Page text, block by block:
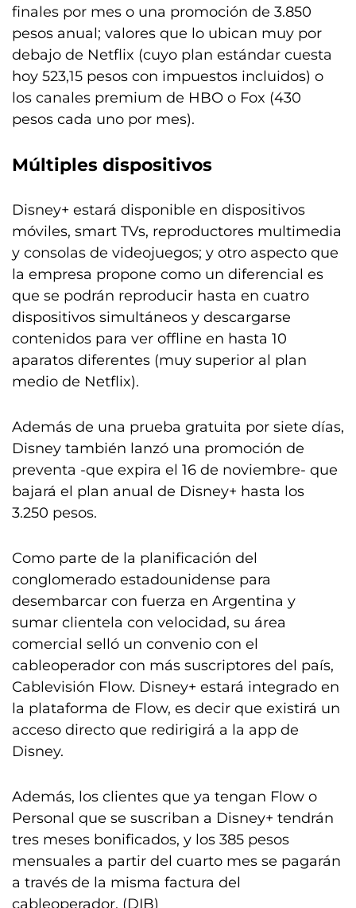
finales por mes o una promoción de 3.850
pesos anual; valores que lo ubican muy por
debajo de Netflix (cuyo plan estándar cuesta
hoy 523,15 pesos con impuestos incluidos) o
los canales premium de HBO o Fox (430
pesos cada uno por mes).
Múltiples dispositivos
Disney+ estará disponible en dispositivos
móviles, smart TVs, reproductores multimedia
y consolas de videojuegos; y otro aspecto que
la empresa propone como un diferencial es
que se podrán reproducir hasta en cuatro
dispositivos simultáneos y descargarse
contenidos para ver offline en hasta 10
aparatos diferentes (muy superior al plan
medio de Netflix).
Además de una prueba gratuita por siete días,
Disney también lanzó una promoción de
preventa -que expira el 16 de noviembre- que
bajará el plan anual de Disney+ hasta los
3.250 pesos.
Como parte de la planificación del
conglomerado estadounidense para
desembarcar con fuerza en Argentina y
sumar clientela con velocidad, su área
comercial selló un convenio con el
cableoperador con más suscriptores del país,
Cablevisión Flow. Disney+ estará integrado en
la plataforma de Flow, es decir que existirá un
acceso directo que redirigirá a la app de
Disney.
Además, los clientes que ya tengan Flow o
Personal que se suscriban a Disney+ tendrán
tres meses bonificados, y los 385 pesos
mensuales a partir del cuarto mes se pagarán
a través de la misma factura del
cableoperador. (DIB)